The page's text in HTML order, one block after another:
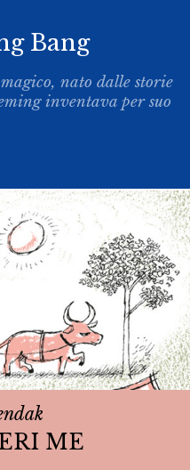
­Bang
nato dalle storie
inventava per suo
ME